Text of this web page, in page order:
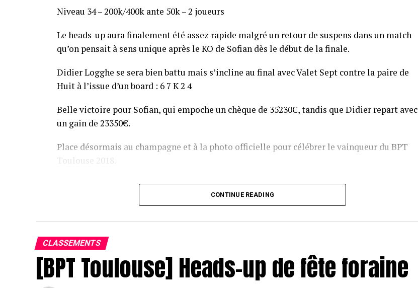
Niveau 34 – 200k/400k ante 50k – 2 joueurs
Le heads-up aura finalement été assez rapide malgré un retour de suspens dans un match
qu’on pensait à sens unique après le KO de Sofian dès le début de la finale.
Didier Logghe se sera bien battu mais s’incline au final avec Valet Sept contre la paire de
Huit à l’issue d’un board : 6 7 K 2 4
Belle victoire pour Sofian, qui empoche un chèque de 35230€, tandis que Didier repart avec
un gain de 23350€.
Place désormais au champagne et à la photo officielle pour célébrer le vainqueur du BPT
Toulouse 2018.
Assis devant une tonne, Sofian remporte le trophée du BPT Toulouse 2018, en costaud !
CONTINUE READING
CLASSEMENTS
[BPT Toulouse] Heads-up de fête foraine